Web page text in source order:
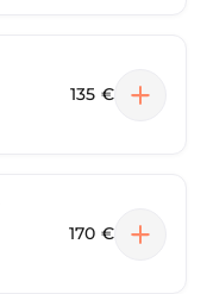
135 €
170 €